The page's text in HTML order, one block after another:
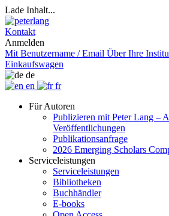
Lade Inhalt...
Kontakt
Anmelden
Mit Benutzername / Email Über Ihre
Einkaufswagen
de
en
fr
Für Autoren
Publizieren mit Peter Lang –
Veröffentlichungen
Publikationsanfrage
2026 Emerging Scholars
Serviceleistungen
Serviceleistungen
Bibliotheken
Buchhändler
E-books